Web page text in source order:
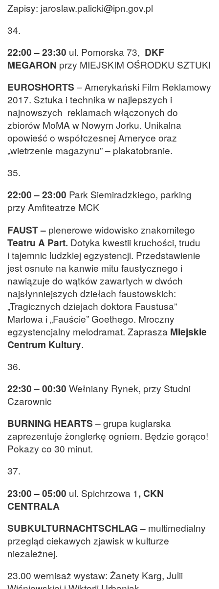
Zapisy: jaroslaw.palicki@ipn.gov.pl
34.
22:00 – 23:30 ul. Pomorska 73, DKF
MEGARON przy MIEJSKIM OŚRODKU SZTUKI
EUROSHORTS – Amerykański Film Reklamowy
2017. Sztuka i technika w najlepszych i
najnowszych reklamach włączonych do
zbiorów MoMA w Nowym Jorku. Unikalna
opowieść o współczesnej Ameryce oraz
„wietrzenie magazynu” – plakatobranie.
35.
22:00 – 23:00 Park Siemiradzkiego, parking
przy Amfiteatrze MCK
FAUST – plenerowe widowisko znakomitego
Teatru A Part. Dotyka kwestii kruchości, trudu
i tajemnic ludzkiej egzystencji. Przedstawienie
jest osnute na kanwie mitu faustycznego i
nawiązuje do wątków zawartych w dwóch
najsłynniejszych dziełach faustowskich:
„Tragicznych dziejach doktora Faustusa”
Marlowa i „Fauście” Goethego. Mroczny
egzystencjalny melodramat. Zaprasza Miejskie
Centrum Kultury.
36.
22:30 – 00:30 Wełniany Rynek, przy Studni
Czarownic
BURNING HEARTS – grupa kuglarska
zaprezentuje żonglerkę ogniem. Będzie gorąco!
Pokazy co 30 minut.
37.
23:00 – 05:00 ul. Spichrzowa 1, CKN
CENTRALA
SUBKULTURNACHTSCHLAG – multimedialny
przegląd ciekawych zjawisk w kulturze
niezależnej.
23.00 wernisaż wystaw: Żanety Karg, Julii